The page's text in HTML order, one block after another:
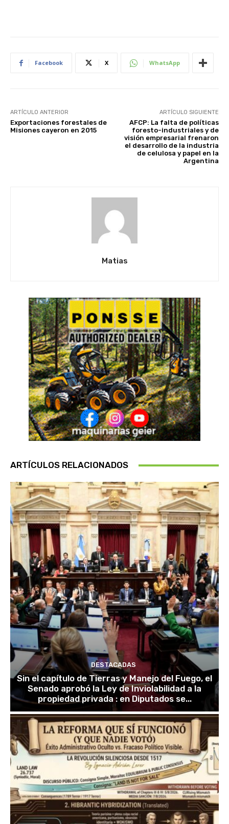
Facebook X WhatsApp
ARTÍCULO ANTERIOR
Exportaciones forestales de
Misiones cayeron en 2015
ARTÍCULO SIGUIENTE
AFCP: La falta de políticas
foresto-industriales y de
visión empresarial frenaron
el desarrollo de la industria
de celulosa y papel en la
Argentina
Matias
ARTÍCULOS RELACIONADOS
DESTACADAS
Sin el capítulo de Tierras y Manejo del Fuego, el
Senado aprobó la Ley de Inviolabilidad a la
propiedad privada : en Diputados se...